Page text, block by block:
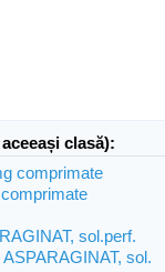
clasă):
comprimate
sol.perf.
sol.